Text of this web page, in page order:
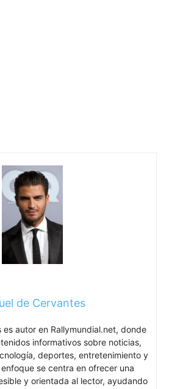
de Cervantes
es autor en Rallymundial.net, donde
informativos sobre noticias,
deportes, entretenimiento y
se centra en ofrecer una
y orientada al lector, ayudando